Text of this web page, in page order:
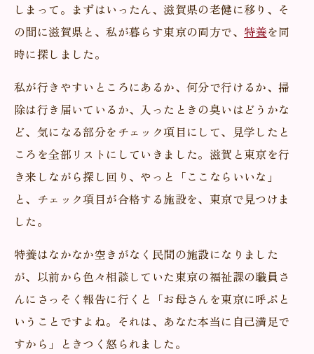
しまって。まずはいったん、滋賀県の老健に移り、そ
の間に滋賀県と、私が暮らす東京の両方で、 特養を同
時に探しました。
私が行きやすいところにあるか、何分で行けるか、掃
除は行き届いているか、入ったときの臭いはどうかな
ど、気になる部分をチェック項目にして、見学したと
ころを全部リストにしていきました。滋賀と東京を行
き来しながら探し回り、やっと「ここならいいな」
と、チェック項目が合格する施設を、東京で見つけま
した。
特養はなかなか空きがなく民間の施設になりました
が、以前から色々相談していた東京の福祉課の職員さ
んにさっそく報告に行くと「お母さんを東京に呼ぶと
いうことですよね。それは、あなた本当に自己満足で
すから」ときつく怒られました。